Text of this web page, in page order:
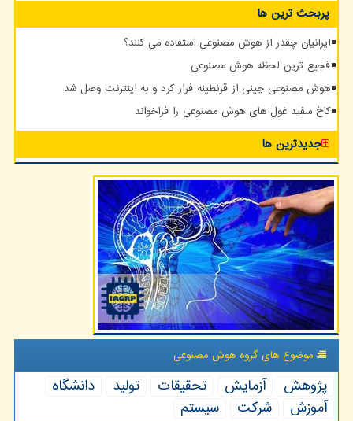
پربحث ترین ها
ایرانیان چقدر از هوش مصنوعی استفاده می کنند؟
فجیع ترین لحظه هوش مصنوعی
هوش مصنوعی چینی از قرنطینه فرار کرد و به اینترنت وصل شد
کاخ سفید غول های هوش مصنوعی را فراخواند
جدیدترین ها
موضوع های گروه هوش مصنوعی
پژوهش آزمایش تحقیقات تولید
دانشگاه
آموزش
شركت سیستم